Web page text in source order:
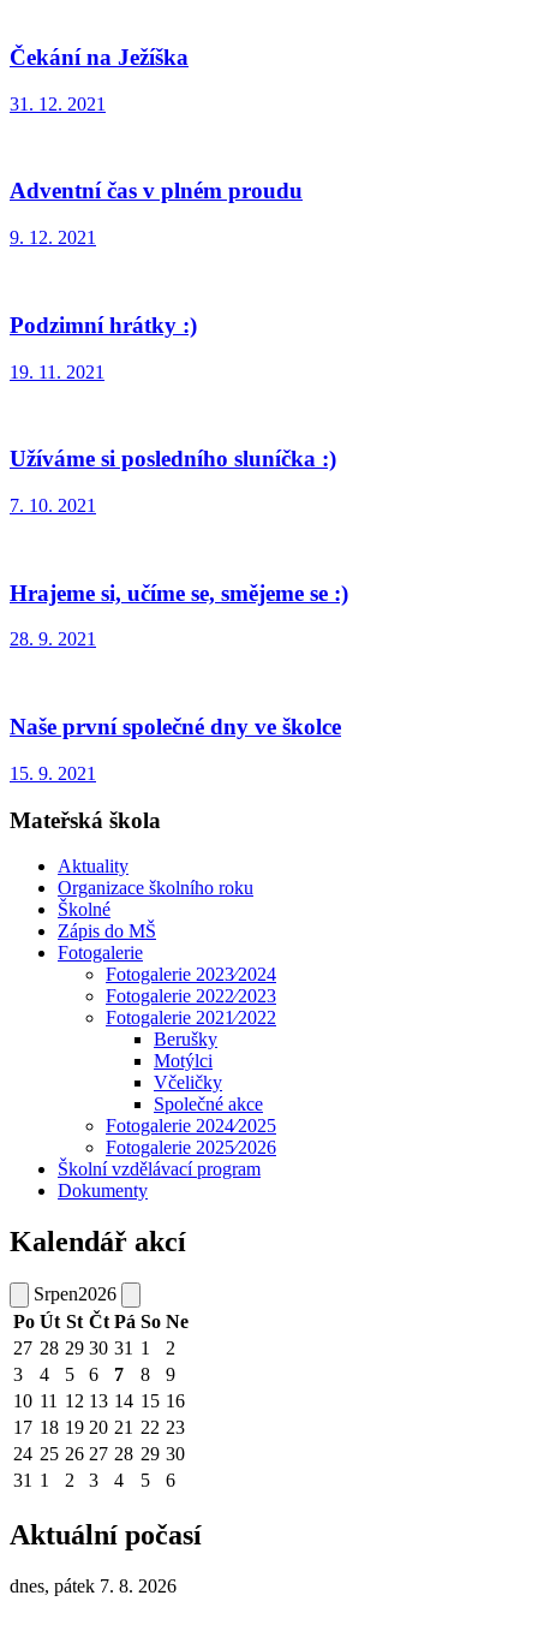
Čekání na Ježíška
31. 12. 2021
Adventní čas v plném proudu
9. 12. 2021
Podzimní hrátky :)
19. 11. 2021
Užíváme si posledního sluníčka :)
7. 10. 2021
Hrajeme si, učíme se, smějeme se :)
28. 9. 2021
Naše první společné dny ve školce
15. 9. 2021
Mateřská škola
Aktuality
Organizace školního roku
Školné
Zápis do MŠ
Fotogalerie
Fotogalerie 2023⁄2024
Fotogalerie 2022⁄2023
Fotogalerie 2021⁄2022
Berušky
Motýlci
Včeličky
Společné akce
Fotogalerie 2024⁄2025
Fotogalerie 2025⁄2026
Školní vzdělávací program
Dokumenty
Kalendář akcí
Srpen2026
Po Út St Čt Pá So Ne
27 28 29 30 31 1
2
3
4 5 6 7 8
9
10 11 12 13 14 15 16
17 18 19 20 21 22 23
24 25 26 27 28 29 30
31 1 2 3 4 5 6
Aktuální počasí
dnes, pátek 7. 8. 2026